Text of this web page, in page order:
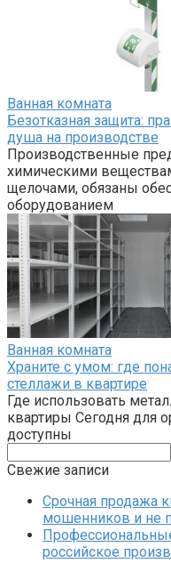
Ванная комната
Безотказная защита:
душа на производстве
Производственные
химическими
щелочами, обязаны
оборудованием
Ванная комната
Храните с умом: где
стеллажи в квартире
Где использовать
квартиры Сегодня для
доступны
Свежие записи
Срочная продажа
мошенников и не
российское